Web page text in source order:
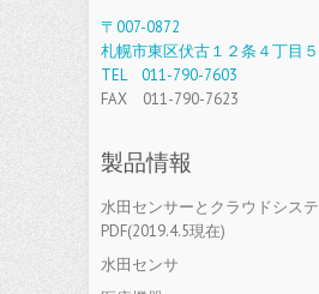
〒007-0872
札幌市東区伏古１２条４丁目
TEL 011-790-7603
FAX 011-790-7623
製品情報
水田センサーとクラウドシス
PDF(2019.4.5現在)
水田センサ